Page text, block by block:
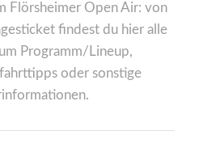
Flörsheimer Open Air: von
findest du hier alle
Programm/Lineup,
oder sonstige